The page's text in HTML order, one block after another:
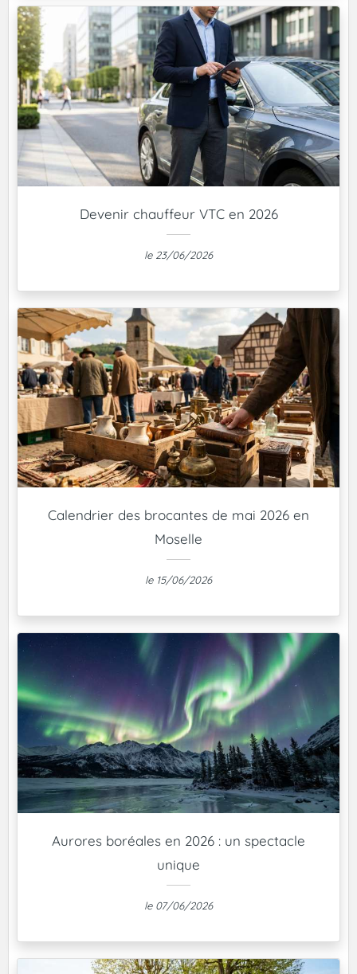
Devenir chauffeur VTC en 2026
le 23/06/2026
Calendrier des brocantes de mai 2026 en
Moselle
le 15/06/2026
Aurores boréales en 2026 : un spectacle
unique
le 07/06/2026